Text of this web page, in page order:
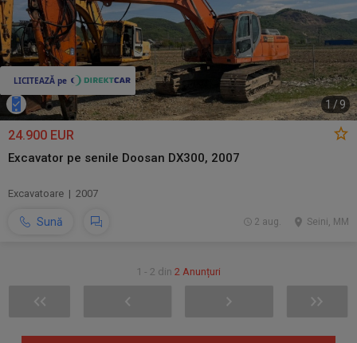
1 / 9
24.900 EUR
Excavator pe senile Doosan DX300, 2007
Excavatoare | 2007
Sună Seini, MM
2 aug.
1 - 2 din 2 Anunțuri